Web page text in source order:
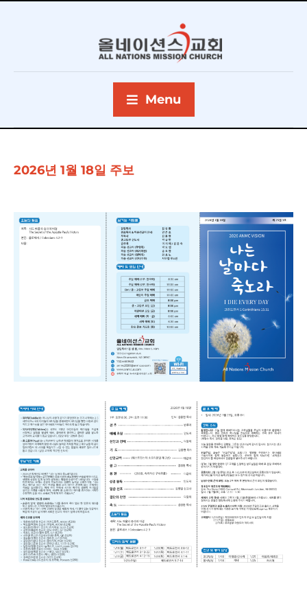
Menu
2026년 1월 18일 주보